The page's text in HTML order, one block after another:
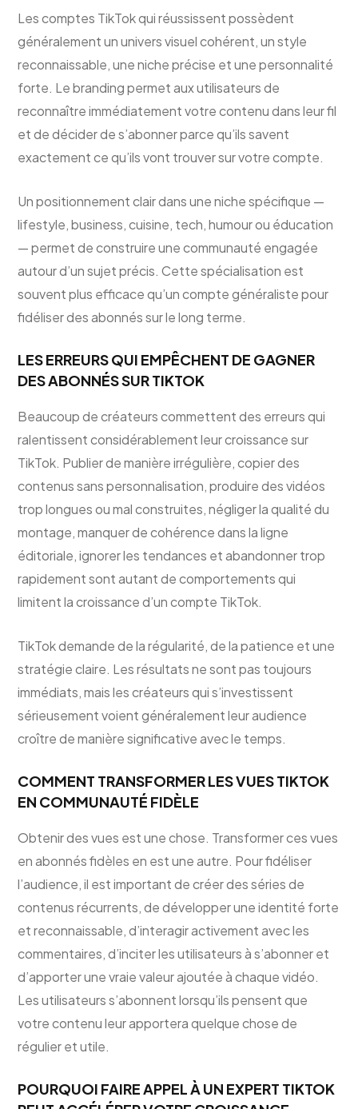
Les comptes TikTok qui réussissent possèdent
généralement un univers visuel cohérent, un style
reconnaissable, une niche précise et une personnalité
forte. Le branding permet aux utilisateurs de
reconnaître immédiatement votre contenu dans leur fil
et de décider de s’abonner parce qu’ils savent
exactement ce qu’ils vont trouver sur votre compte.
Un positionnement clair dans une niche spécifique —
lifestyle, business, cuisine, tech, humour ou éducation
— permet de construire une communauté engagée
autour d’un sujet précis. Cette spécialisation est
souvent plus efficace qu’un compte généraliste pour
fidéliser des abonnés sur le long terme.
LES ERREURS QUI EMPÊCHENT DE GAGNER
DES ABONNÉS SUR TIKTOK
Beaucoup de créateurs commettent des erreurs qui
ralentissent considérablement leur croissance sur
TikTok. Publier de manière irrégulière, copier des
contenus sans personnalisation, produire des vidéos
trop longues ou mal construites, négliger la qualité du
montage, manquer de cohérence dans la ligne
éditoriale, ignorer les tendances et abandonner trop
rapidement sont autant de comportements qui
limitent la croissance d’un compte TikTok.
TikTok demande de la régularité, de la patience et une
stratégie claire. Les résultats ne sont pas toujours
immédiats, mais les créateurs qui s’investissent
sérieusement voient généralement leur audience
croître de manière significative avec le temps.
COMMENT TRANSFORMER LES VUES TIKTOK
EN COMMUNAUTÉ FIDÈLE
Obtenir des vues est une chose. Transformer ces vues
en abonnés fidèles en est une autre. Pour fidéliser
l’audience, il est important de créer des séries de
contenus récurrents, de développer une identité forte
et reconnaissable, d’interagir activement avec les
commentaires, d’inciter les utilisateurs à s’abonner et
d’apporter une vraie valeur ajoutée à chaque vidéo.
Les utilisateurs s’abonnent lorsqu’ils pensent que
votre contenu leur apportera quelque chose de
régulier et utile.
POURQUOI FAIRE APPEL À UN EXPERT TIKTOK